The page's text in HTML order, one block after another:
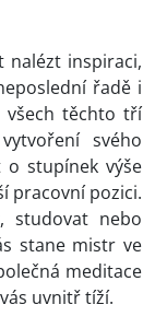
nalézt inspiraci,
řadě i
všech těchto tří
svého
o stupínek výše
pracovní pozici.
studovat nebo
stane mistr ve
meditace
uvnitř tíží.